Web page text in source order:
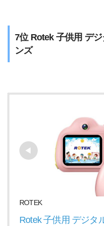
7位 Rotek 子供用 デ
ンズ
ROTEK
Rotek 子供用 デジタ